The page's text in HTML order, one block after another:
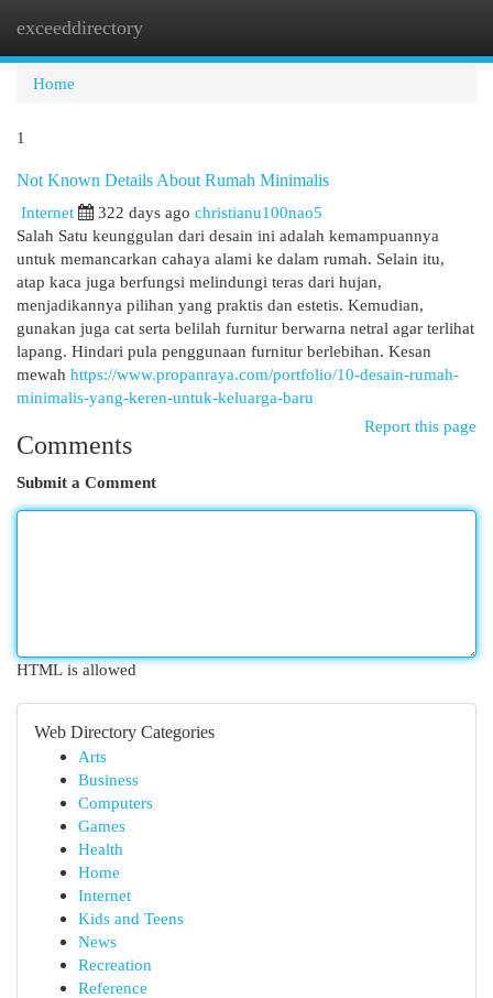
exceeddirectory
Home
1
Not Known Details About Rumah Minimalis
Internet
322 days ago christianu100nao5
Salah Satu keunggulan dari desain ini adalah kemampuannya
untuk memancarkan cahaya alami ke dalam rumah. Selain itu,
atap kaca juga berfungsi melindungi teras dari hujan,
menjadikannya pilihan yang praktis dan estetis. Kemudian,
gunakan juga cat serta belilah furnitur berwarna netral agar terlihat
lapang. Hindari pula penggunaan furnitur berlebihan. Kesan
mewah https://www.propanraya.com/portfolio/10-desain-rumah-
minimalis-yang-keren-untuk-keluarga-baru
Report this page
Comments
Submit a Comment
HTML is allowed
Web Directory Categories
Arts
Business
Computers
Games
Health
Home
Internet
Kids and Teens
News
Recreation
Reference